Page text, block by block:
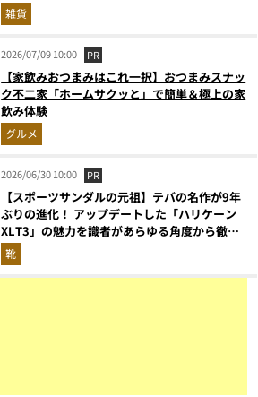
雑貨
2026/07/09 10:00 PR
【家飲みおつまみはこれ一択】おつまみスナッ
ク不二家「ホームサクッと」で簡単＆極上の家
飲み体験
グルメ
2026/06/30 10:00 PR
【スポーツサンダルの元祖】テバの名作が9年
ぶりの進化！ アップデートした「ハリケーン
XLT3」の魅力を識者があらゆる角度から徹底
解説！
靴